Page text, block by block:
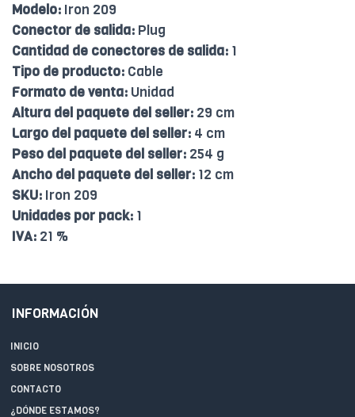
Modelo: Iron 209
Conector de salida: Plug
Cantidad de conectores de salida: 1
Tipo de producto: Cable
Formato de venta: Unidad
Altura del paquete del seller: 29 cm
Largo del paquete del seller: 4 cm
Peso del paquete del seller: 254 g
Ancho del paquete del seller: 12 cm
SKU: Iron 209
Unidades por pack: 1
IVA: 21 %
INFORMACIÓN
INICIO
SOBRE NOSOTROS
CONTACTO
¿DÓNDE ESTAMOS?